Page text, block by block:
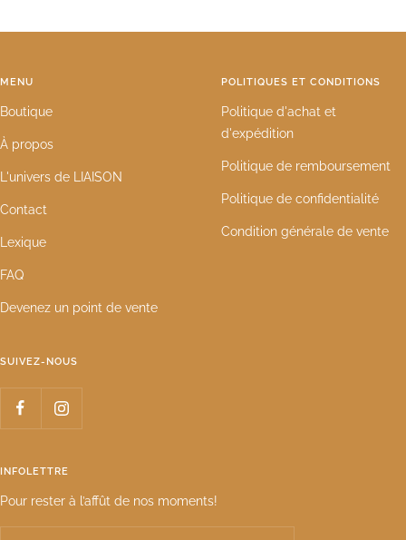
MENU
Boutique
À propos
L'univers de LIAISON
Contact
Lexique
FAQ
Devenez un point de vente
POLITIQUES ET CONDITIONS
Politique d'achat et
d'expédition
Politique de remboursement
Politique de confidentialité
Condition générale de vente
SUIVEZ-NOUS
INFOLETTRE
Pour rester à l’affût de nos moments!